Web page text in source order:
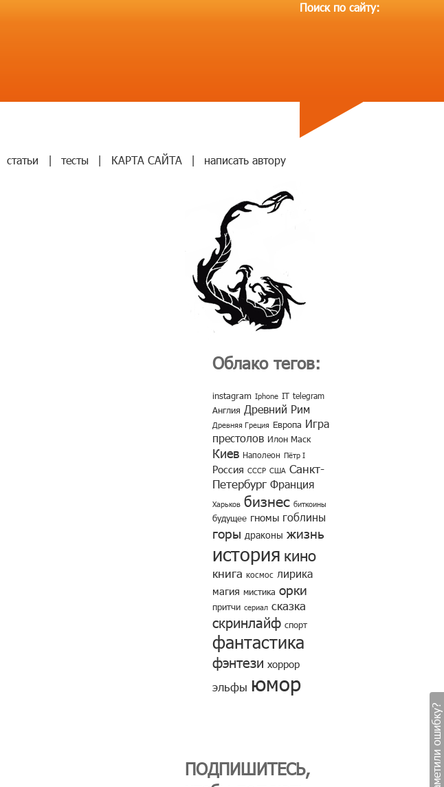
Поиск по сайту:
статьи | тесты | КАРТА САЙТА | написать автору
Облако тегов:
instagram Iphone IT telegram
Англия Древний Рим
Древняя Греция Европа Игра
престолов Илон Маск
Киев Наполеон Пётр I
Россия СССР США Санкт-
Петербург Франция
Харьков бизнес биткоины
будущее гномы гоблины
горы драконы жизнь
история кино
книга космос лирика
магия мистика орки
притчи сериал сказка
скринлайф спорт
фантастика
фэнтези хоррор
эльфы юмор
ПОДПИШИТЕСЬ,
Заметили ошибку?